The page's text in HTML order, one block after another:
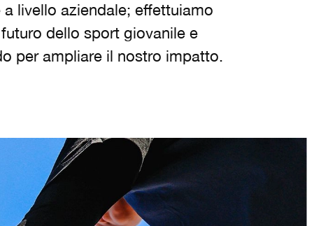
livello aziendale; effettuiamo
dello sport giovanile e
per ampliare il nostro impatto.